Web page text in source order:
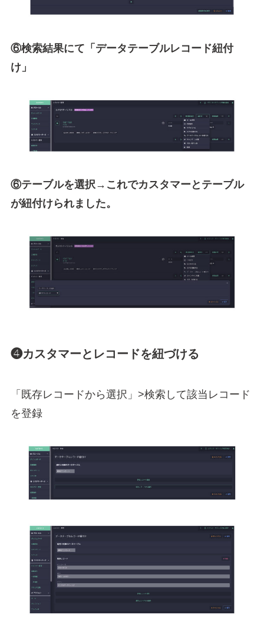
⑥検索結果にて「データテーブルレコード紐付
け」
⑥テーブルを選択→これでカスタマーとテーブル
が紐付けられました。
❹カスタマーとレコードを紐づける
「既存レコードから選択」>検索して該当レコード
を登録